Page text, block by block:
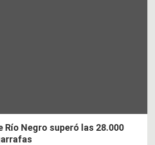
Río Negro superó las 28.000